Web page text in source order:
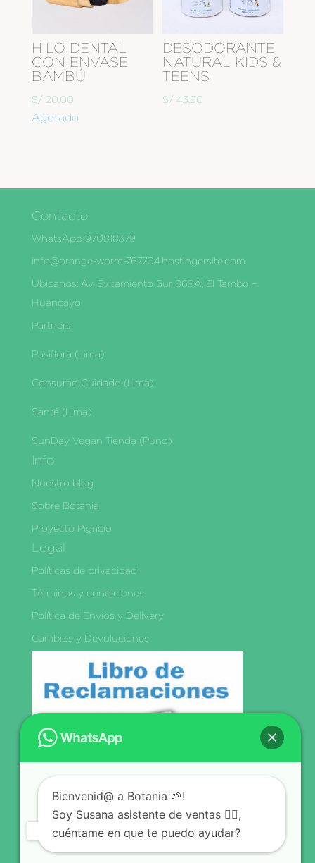
HILO DENTAL
CON ENVASE
BAMBÚ
S/ 20.00
Agotado
DESODORANTE
NATURAL KIDS &
TEENS
S/ 43.90
Contacto
WhatsApp 970818379
info@orange-worm-767704.hostingersite.com
Ubìcanos: Av. Evitamiento Sur 869A, El Tambo –
Huancayo
Partners:
Pasiflora (Lima)
Consumo Cuidado (Lima)
Santé (Lima)
SunDay Vegan Tienda (Puno)
Info
Nuestro blog
Sobre Botania
Proyecto Pigricio
Legal
Políticas de privacidad
Términos y condiciones
Política de Envíos y Delivery
Cambios y Devoluciones
Reclamaciones
Síguenos
Bienvenid@ a Botania 🌱!
Soy Susana asistente de ventas 🙋‍♀️,
cuéntame en que te puedo ayudar?